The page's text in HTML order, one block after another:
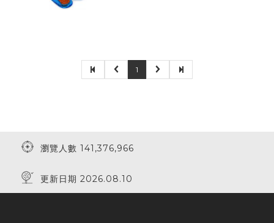
1
瀏覽人數 141,376,966
更新日期 2026.08.10